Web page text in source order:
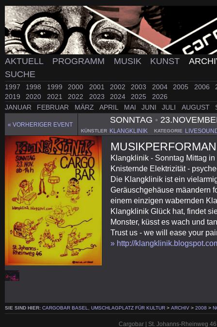
AKTUELL PROGRAMM MUSIK KUNST
SUCHE
1997 1998 1999 2000 2001 2002 2003 2004 2005 2006
2019
2020 2021 2022 2023 2024 2025
2026
JANUAR
FEBRUAR MÄRZ APRIL MAI JUNI JULI AUGUST
« VORHERIGER EVENT
SONNTAG •
KÜNSTLER KLANGKLINIK KATEGORIE
Klangklinik - Sonntag Mittag
Knisternde Elektrizität -
Die Klangklinik ist ein
Geräuschgehäuse mäandern
einem einzigen wabernden
Klangklinik Glück hat, findet
Monster, küsst es wach und
Trust us - we will ease your
» http://
SIE SIND HIER: CARGOBAR BASEL, UMSCHLAGPLATZ FÜR KULTUR > ARCHIV > 2008 >
Cargobar | St. Johanns-Rheinweg